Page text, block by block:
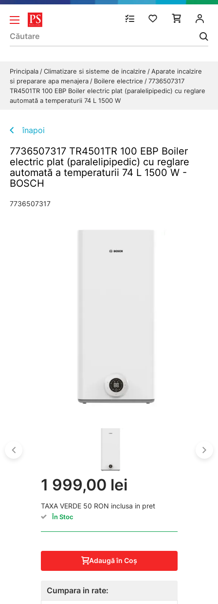
Principala Climatizare si sisteme de incalzire
Aparate incalzire
si preparare apa menajera
Boilere electrice
7736507317
TR4501TR 100 EBP Boiler electric plat (paralelipipedic) cu reglare
automată a temperaturii 74 L 1500 W
înapoi
7736507317 TR4501TR 100 EBP Boiler
electric plat (paralelipipedic) cu reglare
automată a temperaturii 74 L 1500 W -
BOSCH
7736507317
1 999,00 lei
TAXA VERDE 50 RON inclusa in pret
În Stoc
Adaugă în Coş
Cumpara in rate: